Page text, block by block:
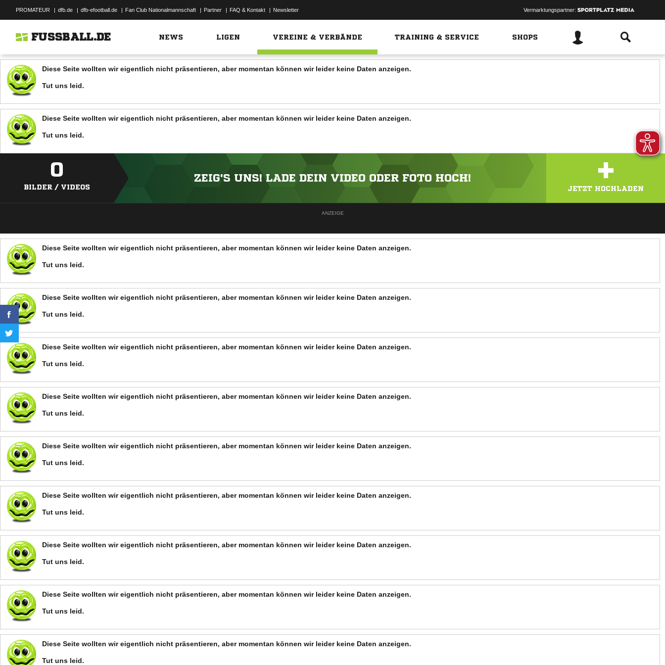
PROMATEUR | dfb.de | dfb-efootball.de | Fan Club Nationalmannschaft | Partner | FAQ & Kontakt | Newsletter Vermarktungspartner:
FUSSBALL.DE NEWS LIGEN VEREINE & VERBÄNDE TRAINING & SERVICE SHOPS
Diese Seite wollten wir eigentlich nicht präsentieren, aber momentan können wir leider keine Daten anzeigen.
Tut uns leid.
Diese Seite wollten wir eigentlich nicht präsentieren, aber momentan können wir leider keine Daten anzeigen.
Tut uns leid.
0
BILDER / VIDEOS
ZEIG'S UNS! LADE DEIN VIDEO ODER FOTO HOCH! +
JETZT HOCHLADEN
ANZEIGE
Diese Seite wollten wir eigentlich nicht präsentieren, aber momentan können wir leider keine Daten anzeigen.
Tut uns leid.
Diese Seite wollten wir eigentlich nicht präsentieren, aber momentan können wir leider keine Daten anzeigen.
Tut uns leid.
Diese Seite wollten wir eigentlich nicht präsentieren, aber momentan können wir leider keine Daten anzeigen.
Tut uns leid.
Diese Seite wollten wir eigentlich nicht präsentieren, aber momentan können wir leider keine Daten anzeigen.
Tut uns leid.
Diese Seite wollten wir eigentlich nicht präsentieren, aber momentan können wir leider keine Daten anzeigen.
Tut uns leid.
Diese Seite wollten wir eigentlich nicht präsentieren, aber momentan können wir leider keine Daten anzeigen.
Tut uns leid.
Diese Seite wollten wir eigentlich nicht präsentieren, aber momentan können wir leider keine Daten anzeigen.
Tut uns leid.
Diese Seite wollten wir eigentlich nicht präsentieren, aber momentan können wir leider keine Daten anzeigen.
Tut uns leid.
Diese Seite wollten wir eigentlich nicht präsentieren, aber momentan können wir leider keine Daten anzeigen.
Tut uns leid.